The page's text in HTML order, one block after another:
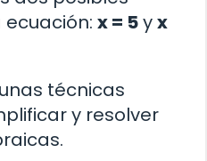
x = 5yx
técnicas
y resolver